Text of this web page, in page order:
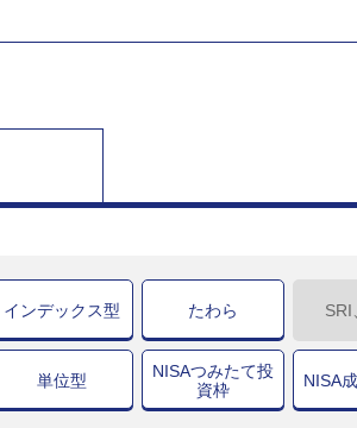
インデックス型 たわら SRI
単位型
NISAつみたて投
資枠
NISA